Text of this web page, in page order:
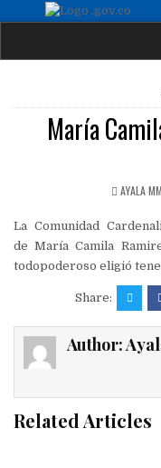
María
AYALA
La Comunidad
de María Camila
todopoderoso eligió
Share:
Author:
Related Articles